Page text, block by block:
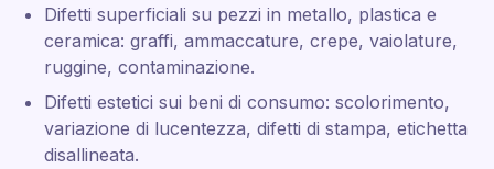
Difetti superficiali su pezzi in metallo, plastica e
ceramica: graffi, ammaccature, crepe, vaiolature,
ruggine, contaminazione.
Difetti estetici sui beni di consumo: scolorimento,
variazione di lucentezza, difetti di stampa, etichetta
disallineata.